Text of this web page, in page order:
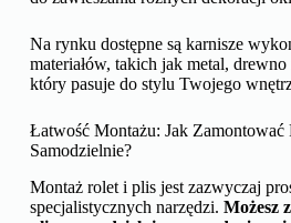
Na rynku dostępne są karnisze
materiałów, takich jak metal,
który pasuje do stylu Twojego
Łatwość Montażu: Jak
Samodzielnie?
Montaż rolet i plis jest zazwyczaj
specjalistycznych narzędzi. Możesz